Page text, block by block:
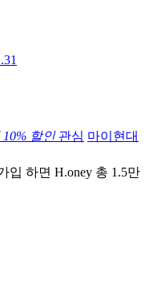
할인 관심 마이현대
입 하면 H.oney 총 1.5만